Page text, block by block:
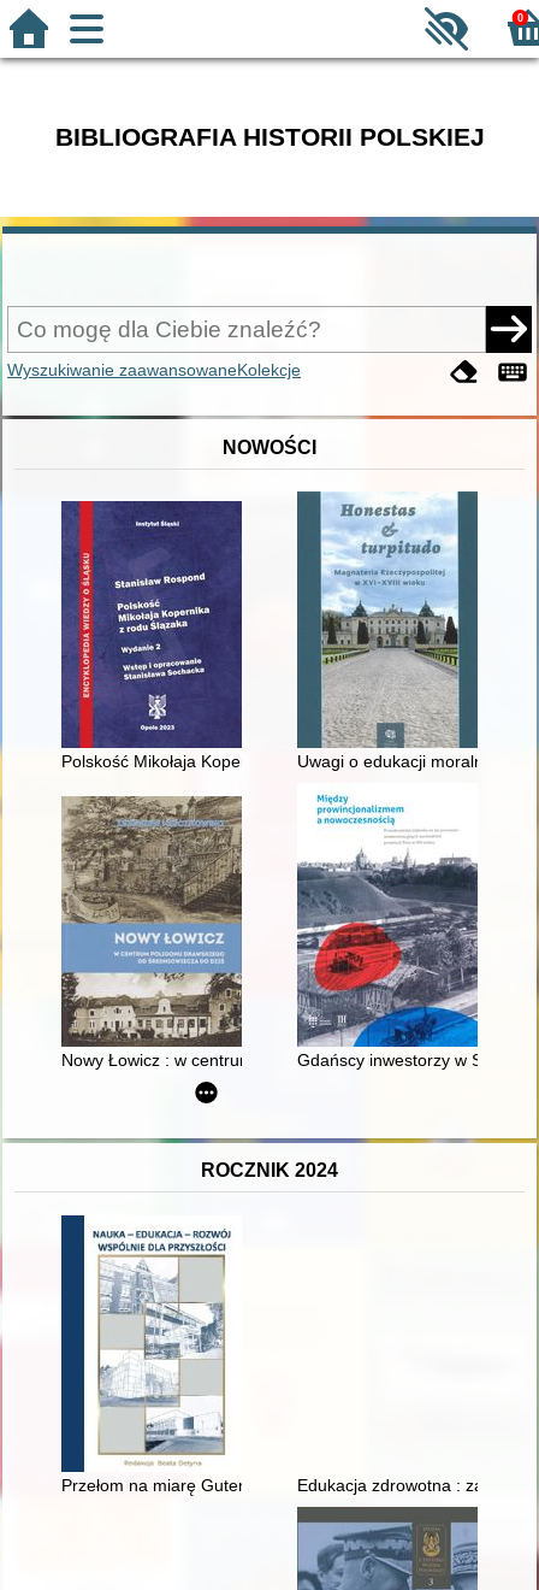
0
BIBLIOGRAFIA HISTORII POLSKIEJ
Wyszukiwanie zaawansowaneKolekcje
NOWOŚCI
Polskość Mikołaja Kopernika z rodu ŚlązakaUwagi o edukacji moralnej
Nowy Łowicz : w centrum poligonu drawskiego od
Gdańscy inwestorzy w
ROCZNIK 2024
Przełom na miarę Gutenberga : czy współcześni skrybowie
Edukacja zdrowotna :